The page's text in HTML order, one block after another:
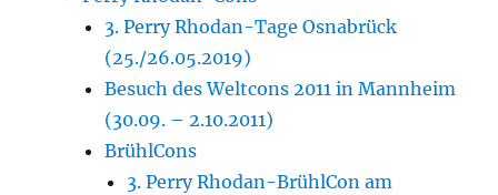
3. Perry Rhodan-Tage Osnabrück
(25./26.05.2019)
Besuch des Weltcons 2011 in Mannheim
(30.09. – 2.10.2011)
BrühlCons
3. Perry Rhodan-BrühlCon am